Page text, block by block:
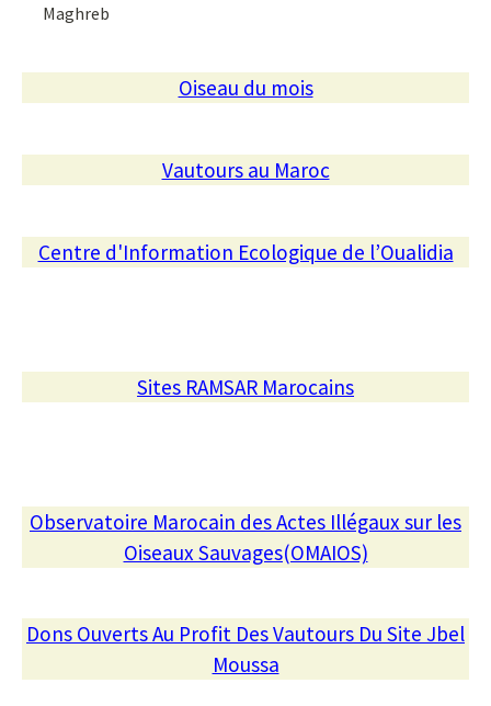
Maghreb
Oiseau du mois
Vautours au Maroc
Centre d'Information Ecologique de l’Oualidia
Sites RAMSAR Marocains
Observatoire Marocain des Actes Illégaux sur les
Oiseaux Sauvages(OMAIOS)
Dons Ouverts Au Profit Des Vautours Du Site Jbel
Moussa